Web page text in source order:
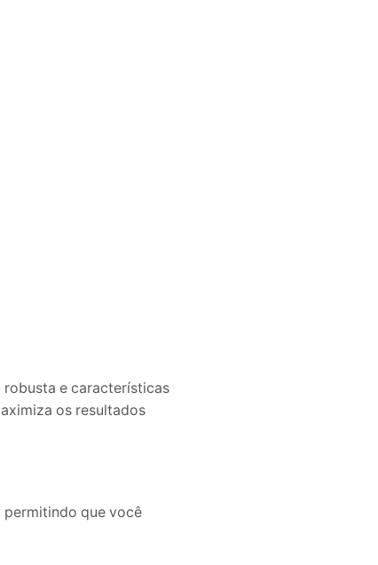
robusta e características
os resultados
permitindo que você